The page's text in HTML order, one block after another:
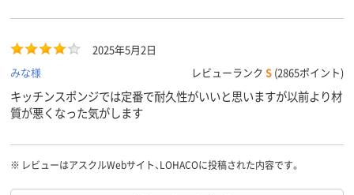
2025年5月2日
みな様
レビューランク S (2865ポイント)
キッチンスポンジでは定番で耐久性がいいと思いますが以前より材
質が悪くなった気がします
※ レビューはアスクルWebサイト、LOHACOに投稿された内容です。